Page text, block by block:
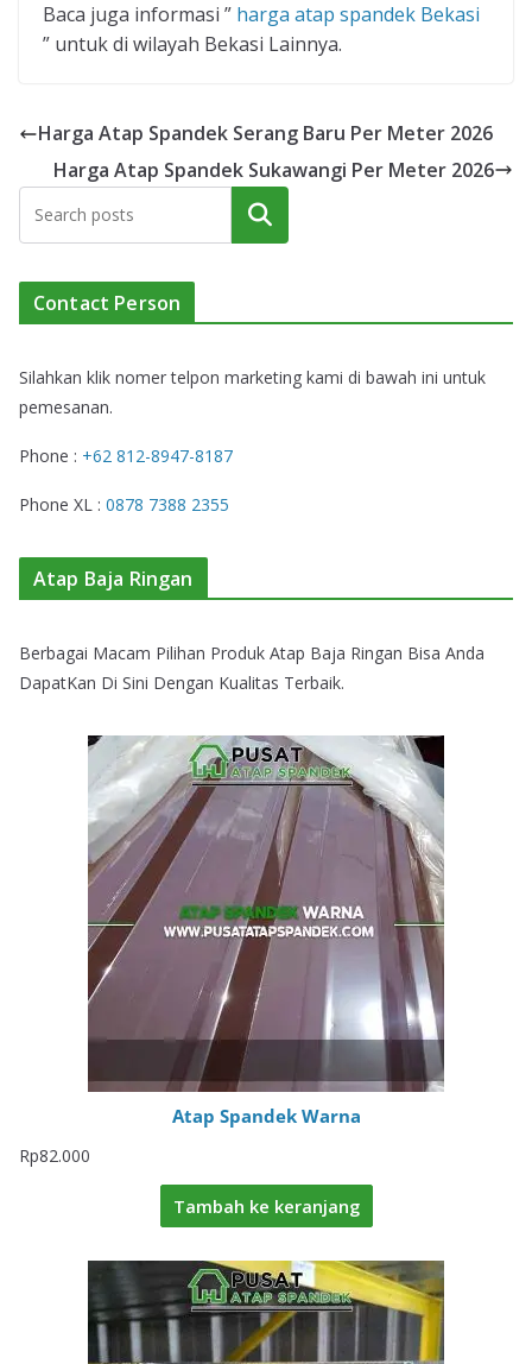
Baca juga informasi ” harga atap spandek Bekasi
” untuk di wilayah Bekasi Lainnya.
Harga Atap Spandek Serang Baru Per Meter 2026
Harga Atap Spandek Sukawangi Per Meter 2026
Cari
Contact Person
Silahkan klik nomer telpon marketing kami di bawah ini untuk
pemesanan.
Phone : +62 812-8947-8187
Phone XL : 0878 7388 2355
Atap Baja Ringan
Berbagai Macam Pilihan Produk Atap Baja Ringan Bisa Anda
DapatKan Di Sini Dengan Kualitas Terbaik.
Atap Spandek Warna
Rp82.000
Tambah ke keranjang